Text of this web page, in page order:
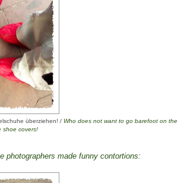
überziehen! / Who does not want to go barefoot on the
shoe covers!
photographers made ​​funny contortions: